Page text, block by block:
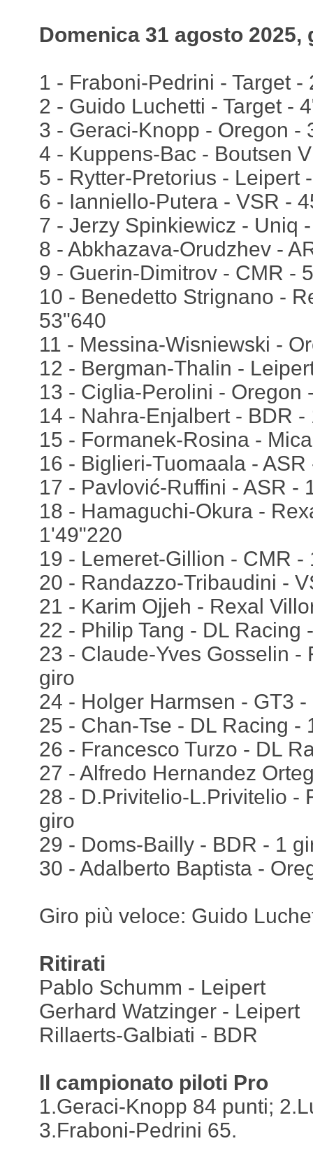
Domenica 31 agosto 2025,
1 - Fraboni-Pedrini - Target -
2 - Guido Luchetti - Target -
3 - Geraci-Knopp - Oregon -
4 - Kuppens-Bac - Boutsen
5 - Rytter-Pretorius - Leipert
6 - Ianniello-Putera - VSR -
7 - Jerzy Spinkiewicz - Uniq
8 - Abkhazava-Orudzhev -
9 - Guerin-Dimitrov - CMR -
10 - Benedetto Strignano -
53"640
11 - Messina-Wisniewski -
12 - Bergman-Thalin -
13 - Ciglia-Perolini - Oregon
14 - Nahra-Enjalbert - BDR -
15 - Formanek-Rosina -
16 - Biglieri-Tuomaala -
17 - Pavlović-Ruffini - ASR -
18 - Hamaguchi-Okura -
1'49"220
19 - Lemeret-Gillion - CMR -
20 - Randazzo-Tribaudini -
21 - Karim Ojjeh - Rexal
22 - Philip Tang - DL Racing
23 - Claude-Yves Gosselin -
giro
24 - Holger Harmsen - GT3 -
25 - Chan-Tse - DL Racing -
26 - Francesco Turzo - DL
27 - Alfredo Hernandez
28 - D.Privitelio-L.Privitelio -
giro
29 - Doms-Bailly - BDR - 1
30 - Adalberto Baptista -
Giro più veloce: Guido
Ritirati
Pablo Schumm - Leipert
Gerhard Watzinger - Leipert
Rillaerts-Galbiati - BDR
Il campionato piloti Pro
1.Geraci-Knopp 84 punti;
3.Fraboni-Pedrini 65.